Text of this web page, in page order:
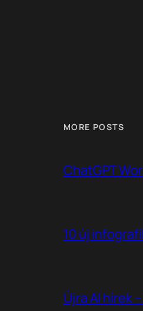
MORE POSTS
ChatGPT
10 új
Újra AI hírek